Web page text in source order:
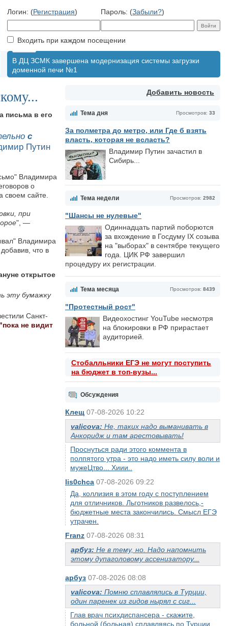
Логин: (Регистрация) Пароль: (Забыли?)
Входить при каждом посещении
В ДЦ ЗСМК завершена модернизация системы загрузки
доменной печи №1
Добавить новость
Просмотров: 33
Тема дня
За полметра до метро, или Где б взять
власть, которая не всласть?
Владимир Путин зачастил в
Сибирь...
Просмотров: 2982
Тема недели
"Шансы не нулевые"
Одиннадцать партий поборются
за вхождение в Госдуму IX созыва
на "выборах" в сентябре текущего
года. ЦИК РФ завершил
процедуру их регистрации.
Просмотров: 8439
Тема месяца
"Протестный рост"
Видеохостинг YouTube несмотря
на блокировки в РФ прирастает
аудиторией.
Стобалльники ЕГЭ не могут поступить
на бюджет в топ-вузы...
Обсуждения
Клещ 07-08-2026 10:22
valicova: Не, таких надо выманивать в
Анкоридж и там арестовывать!
Проснуться ради этого коммента в
полпятого утра - это надо иметь силу воли и
мужеЦтво... Хиии..
lis0chca 07-08-2026 09:22
Да, коллизия в этом году с поступлением
для отличников. Льготников развелось,-
бюджетные места закончились. Смысл ЕГЭ
утрачен.
Franz 07-08-2026 08:31
арбуз: Не в тему, но. Надо напомнить
этому дупаголовому ассенизатору...
арбуз 07-08-2026 08:08
valicova: Помню сплавлялись в Турции,
один паренек из гидов нырял с сиг...
Глав врач психдиспансера - скажите,
больной (больная) сплавляясь по Турции
письма в его
с
Путин
Владимира
о
своем сайте.
при
", —
Владимира
что в
открытое
эту бумажку
Санкт-
"пока не видит